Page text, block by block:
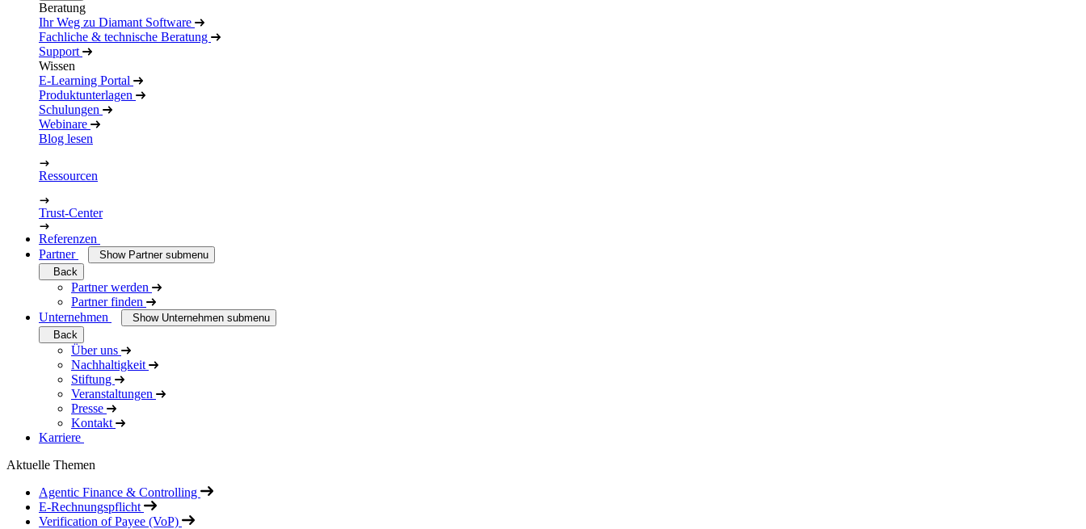
Beratung
Ihr Weg zu Diamant Software
Fachliche & technische Beratung
Support
Wissen
E-Learning Portal
Produktunterlagen
Schulungen
Webinare
Blog lesen
Ressourcen
Trust-Center
Referenzen
Partner
Show Partner submenu
Back
Partner werden
Partner finden
Unternehmen
Show Unternehmen submenu
Back
Über uns
Nachhaltigkeit
Stiftung
Veranstaltungen
Presse
Kontakt
Karriere
Aktuelle Themen
Agentic Finance & Controlling
E-Rechnungspflicht
Verification of Payee (VoP)